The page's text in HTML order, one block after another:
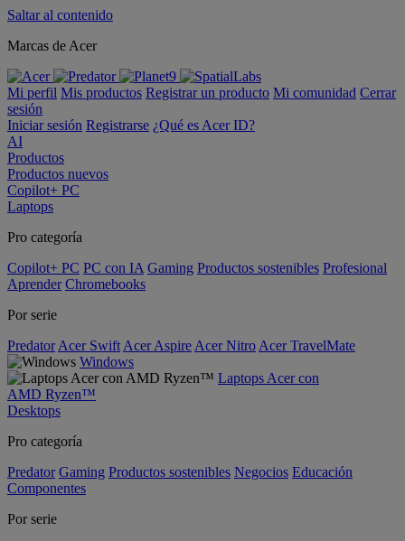
Saltar al contenido
Marcas de Acer
Mi perfil Mis productos Registrar un producto Mi comunidad Cerrar
sesión
Iniciar sesión Registrarse ¿Qué es Acer ID?
AI
Productos
Productos nuevos
Copilot+ PC
Laptops
Pro categoría
Copilot+ PC PC con IA Gaming Productos sostenibles Profesional
Aprender Chromebooks
Por serie
Predator Acer Swift Acer Aspire Acer Nitro Acer TravelMate
Windows
Laptops Acer con
AMD Ryzen™
Desktops
Pro categoría
Predator Gaming Productos sostenibles Negocios Educación
Componentes
Por serie